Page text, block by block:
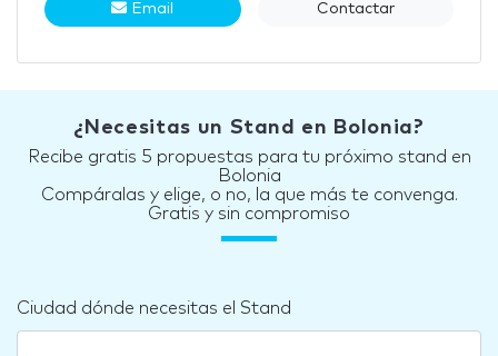
Email Contactar
¿Necesitas un Stand en Bolonia?
Recibe gratis 5 propuestas para tu próximo stand en
Bolonia
Compáralas y elige, o no, la que más te convenga.
Gratis y sin compromiso
Ciudad dónde necesitas el Stand